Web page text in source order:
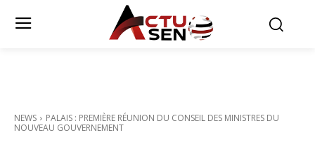
NEWS
PALAIS : PREMIÈRE RÉUNION DU CONSEIL DES MINISTRES DU
NOUVEAU GOUVERNEMENT